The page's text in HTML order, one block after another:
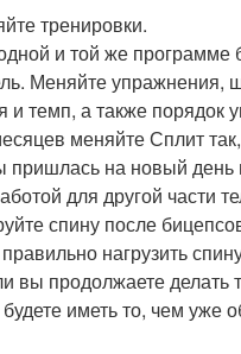
тренировки.
и той же программе
Меняйте упражнения,
и темп, а также порядок
меняйте Сплит
пришлась на новый день
для другой части
спину после
нагрузить
вы продолжаете делать
иметь то, чем уже